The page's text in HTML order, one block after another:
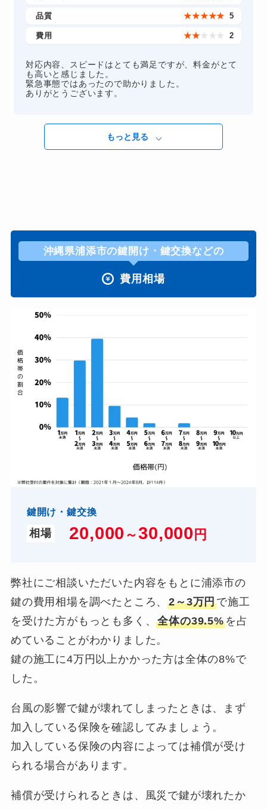
品質 ★★★★★ 5
費用 ★★ ★ ★ ★ 2
対応内容、スピードはとても満足ですが、料金がとて
も高いと感じました。
緊急事態ではあったので助かりました。
ありがとうございます。
もっと見る
沖縄県浦添市の鍵開け・鍵交換などの
費用相場
鍵開け・鍵交換
相場 20,000 ～30,000 円
弊社にご相談いただいた内容をもとに浦添市の
鍵の費用相場を調べたところ、2～3万円で施工
を受けた方がもっとも多く、全体の39.5%を占
めていることがわかりました。
鍵の施工に4万円以上かかった方は全体の8%で
した。
台風の影響で鍵が壊れてしまったときは、まず
加入している保険を確認してみましょう。
加入している保険の内容によっては補償が受け
られる場合があります。
補償が受けられるときは、風災で鍵が壊れたか